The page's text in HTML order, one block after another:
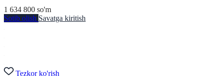
1 634 800 so'm
Sotib olish Savatga kiritish
Tezkor ko'rish